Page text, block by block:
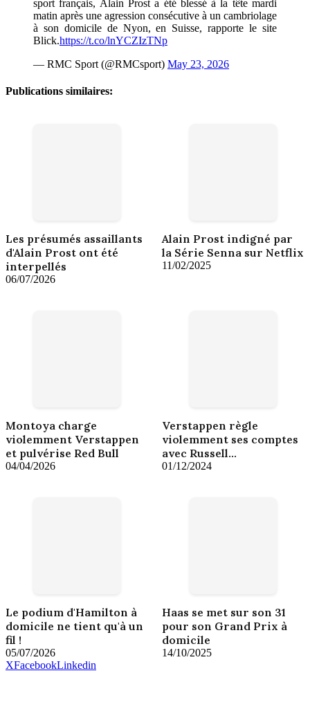
sport français, Alain Prost a été blessé à la tête mardi
matin après une agression consécutive à un cambriolage
à son domicile de Nyon, en Suisse, rapporte le site
Blick.https://t.co/lnYCZIzTNp
— RMC Sport (@RMCsport) May 23, 2026
Publications similaires:
Les présumés assaillants
d'Alain Prost ont été
interpellés
06/07/2026
Alain Prost indigné par
la Série Senna sur Netflix
11/02/2025
Montoya charge
violemment Verstappen
et pulvérise Red Bull
04/04/2026
Verstappen règle
violemment ses comptes
avec Russell…
01/12/2024
Le podium d'Hamilton à
domicile ne tient qu'à un
fil !
05/07/2026
Haas se met sur son 31
pour son Grand Prix à
domicile
14/10/2025
XFacebookLinkedin